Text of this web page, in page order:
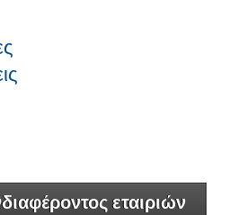
εταιριών